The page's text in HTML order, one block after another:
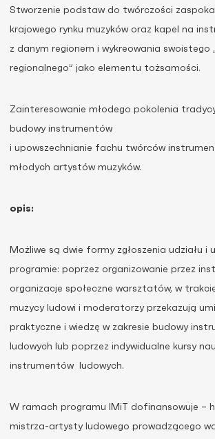
Stworzenie podstaw do twórczości
krajowego rynku muzyków oraz kapel na
z danym regionem i wykreowania swoistego
regionalnego” jako elementu tożsamości.
Zainteresowanie młodego pokolenia
budowy instrumentów
i upowszechnianie fachu twórców
młodych artystów muzyków.
opis:
Możliwe są dwie formy zgłoszenia udziału i
programie: poprzez organizowanie przez
organizacje społeczne warsztatów, w
muzycy ludowi i moderatorzy przekazują
praktyczne i wiedzę w zakresie budowy
ludowych lub poprzez indywidualne kursy
instrumentów ludowych.
W ramach programu IMiT dofinansowuje –
mistrza-artysty ludowego prowadzącego